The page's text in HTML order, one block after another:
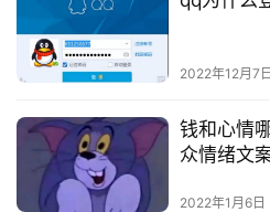
钱和心情
众情绪文